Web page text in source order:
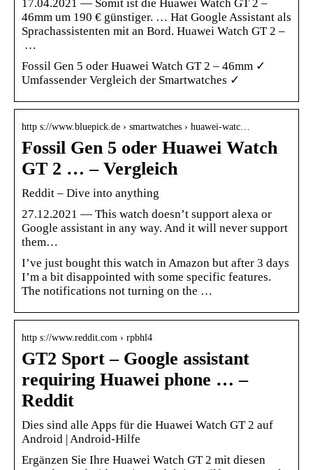
17.04.2021 — Somit ist die Huawei Watch GT 2 –
46mm um 190 € günstiger. … Hat Google Assistant als
Sprachassistenten mit an Bord. Huawei Watch GT 2 –
…
Fossil Gen 5 oder Huawei Watch GT 2 – 46mm ✓
Umfassender Vergleich der Smartwatches ✓
http s://www.bluepick.de › smartwatches › huawei-watc…
Fossil Gen 5 oder Huawei Watch
GT 2 … – Vergleich
Reddit – Dive into anything
27.12.2021 — This watch doesn’t support alexa or
Google assistant in any way. And it will never support
them…
I’ve just bought this watch in Amazon but after 3 days
I’m a bit disappointed with some specific features.
The notifications not turning on the …
http s://www.reddit.com › rpbhl4
GT2 Sport – Google assistant
requiring Huawei phone … –
Reddit
Dies sind alle Apps für die Huawei Watch GT 2 auf
Android | Android-Hilfe
Ergänzen Sie Ihre Huawei Watch GT 2 mit diesen